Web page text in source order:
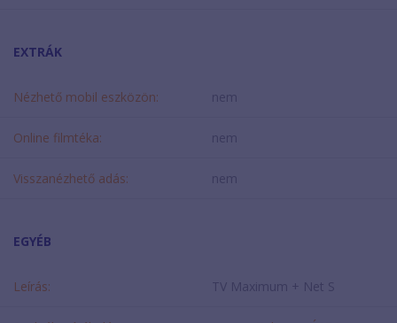
EXTRÁK
Nézhető mobil eszközön: nem
Online filmtéka: nem
Visszanézhető adás: nem
EGYÉB
Leírás: TV Maximum + Net S